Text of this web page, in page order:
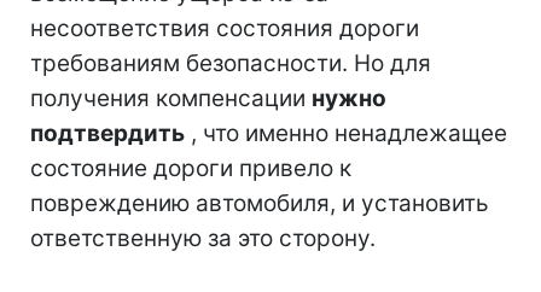
несоответствия состояния дороги
требованиям безопасности. Но для
получения компенсации нужно
подтвердить , что именно ненадлежащее
состояние дороги привело к
повреждению автомобиля, и установить
ответственную за это сторону.